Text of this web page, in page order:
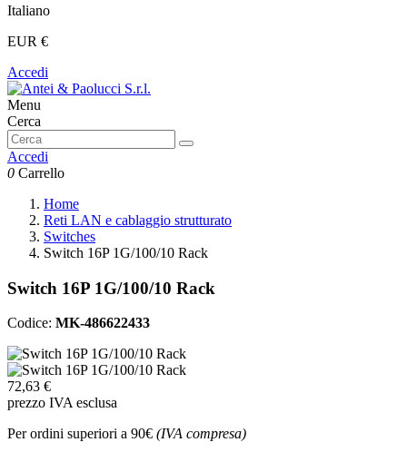
Italiano
EUR €
Accedi
Menu
Cerca
Accedi
0 Carrello
Home
Reti LAN e cablaggio strutturato
Switches
Switch 16P 1G/100/10 Rack
Switch 16P 1G/100/10 Rack
Codice: MK-486622433
72,63 €
prezzo IVA esclusa
Per ordini superiori a 90€ (IVA compresa)